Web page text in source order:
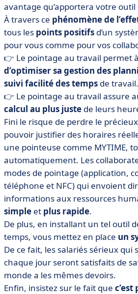
avantage qu’apportera votre
À travers ce phénomène de
tous les points positifs d’un
pour vous comme pour vos
👉 Le pointage au travail permet
d’optimiser sa gestion des
suivi facilitédes temps de travail.
👉 Le pointage au travail assure
calcul au plus juste de leurs
Fini le risque de perdre le
pouvoir justifier des horaires
une pointeuse comme MYTIME,
automatiquement. Les
modes de pointage (application,
téléphone et NFC) qui envoient
informations aux ressources
simple et plus rapide.
De plus, en installant un tel outil
temps, vous mettez en place un
De ce fait, les salariés sérieux qui
chaque jour seront satisfaits de
monde a les mêmes devoirs.
Enfin, insistez sur le fait que